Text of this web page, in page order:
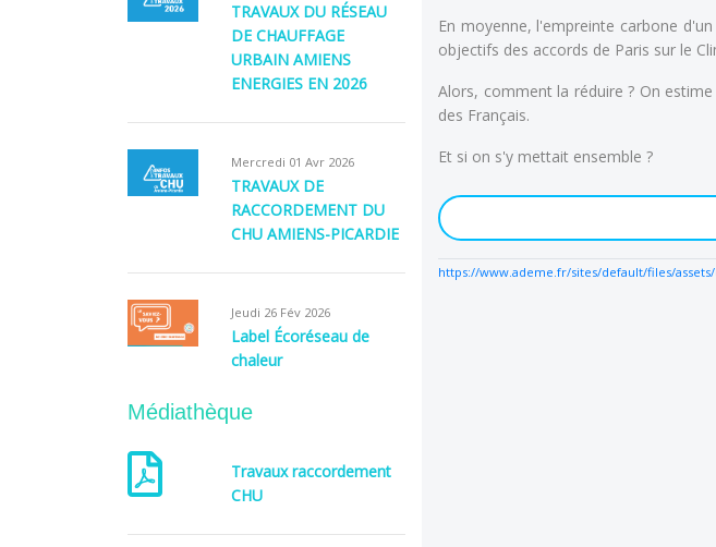
TRAVAUX DU RÉSEAU
DE CHAUFFAGE
URBAIN AMIENS
ENERGIES EN 2026
Mercredi 01 Avr 2026
TRAVAUX DE
RACCORDEMENT DU
CHU AMIENS-PICARDIE
Jeudi 26 Fév 2026
Label Écoréseau de
chaleur
Médiathèque
Travaux raccordement
CHU
En moyenne, l'empreinte carbone
objectifs des accords de Paris sur le
Alors, comment la réduire ? On
des Français.
Et si on s'y mettait ensemble ?
https://www.ademe.fr/sites/default/files/